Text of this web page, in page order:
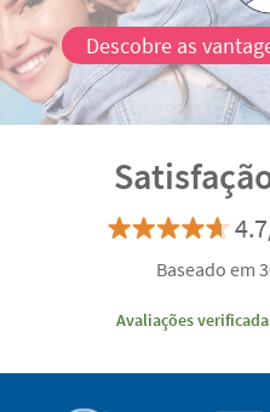
Descobre as
Baseado em
Avaliações